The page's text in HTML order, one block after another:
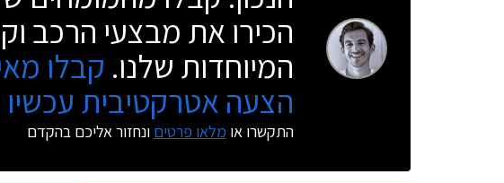
הכירו את מבצעי הרכב
המיוחדות שלנו. קבלו
הצעה אטרקטיבית עכשיו
התקשרו או מלאו פרטים ונחזור אליכם בהקדם